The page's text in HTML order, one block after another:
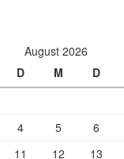
August 2026
D M D
4 5 6
11 12 13